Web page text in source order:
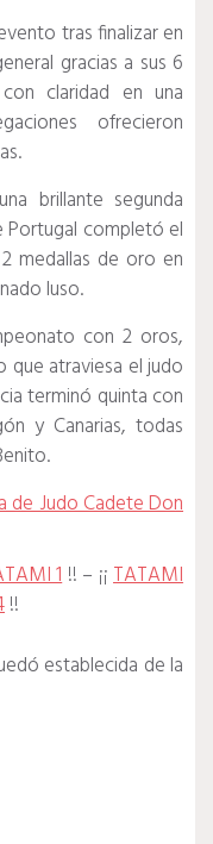
tras finalizar en
gracias a sus 6
claridad en una
ofrecieron
brillante segunda
Portugal completó el
medallas de oro en
luso.
con 2 oros,
atraviesa el judo
terminó quinta con
y Canarias, todas
de Judo Cadete Don
1!! – ¡¡TATAMI
!!
establecida de la